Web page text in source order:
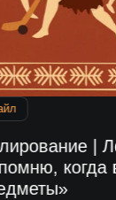
|
когда